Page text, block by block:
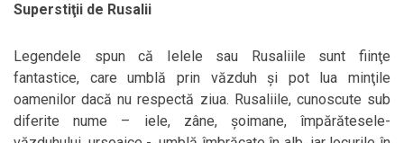
Superstiţii de Rusalii
Legendele spun că Ielele sau Rusaliile sunt fiinţe
fantastice, care umblă prin văzduh şi pot lua minţile
oamenilor dacă nu respectă ziua. Rusaliile, cunoscute sub
diferite nume – iele, zâne, şoimane, împărătesele-